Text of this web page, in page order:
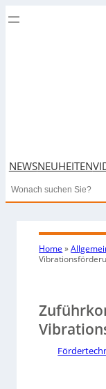
NEWSNEUHEITEN
Search
Home »